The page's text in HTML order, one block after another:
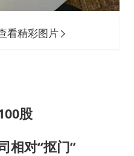
看精彩图片
股
相对“抠门”